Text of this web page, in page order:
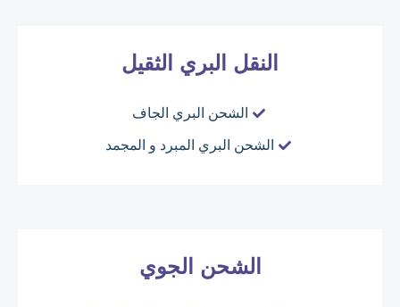
النقل البري الثقيل
الشحن البري الجاف
الشحن البري المبرد و المجمد
الشحن الجوي